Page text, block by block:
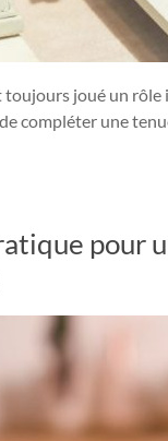
joué un rôle
compléter une
pour